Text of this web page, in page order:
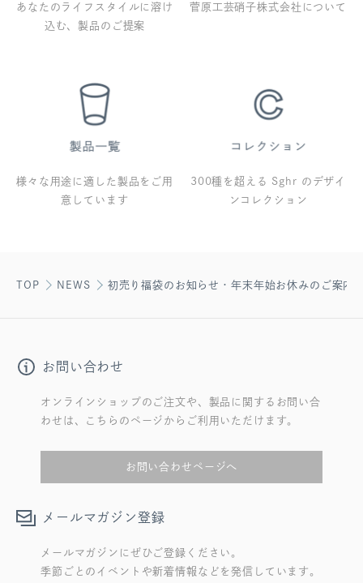
あなたのライフスタイルに溶け
込む、製品のご提案
菅原工芸硝子株式会社について
様々な用途に適した製品をご用
意しています
300種を超える Sghr のデザイ
ンコレクション
TOP NEWS 初売り福袋のお知らせ・年末年始お休みのご案内
お問い合わせ
オンラインショップのご注文や、製品に関するお問い合
わせは、こちらのページからご利用いただけます。
お問い合わせページへ
メールマガジン登録
メールマガジンにぜひご登録ください。
季節ごとのイベントや新着情報などを発信しています。